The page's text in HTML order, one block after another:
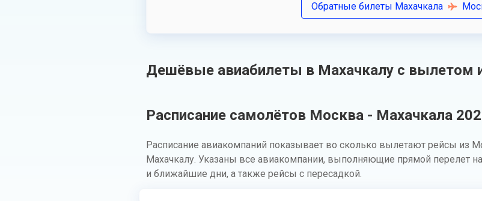
Обратные билеты Махачкала
Дешёвые авиабилеты в Махачкалу с вылетом
Расписание самолётов Москва - Махачкала
Расписание авиакомпаний показывает во сколько вылетают рейсы из
Махачкалу. Указаны все авиакомпании, выполняющие прямой перелет
и ближайшие дни, а также рейсы с пересадкой.